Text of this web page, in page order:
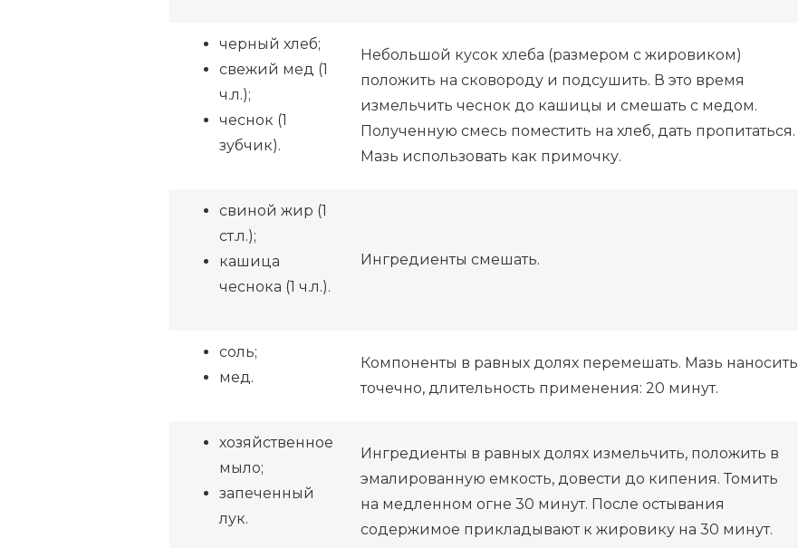
черный хлеб;
свежий мед (1
ч.л.);
чеснок (1
зубчик).
Небольшой кусок хлеба (размером с жировиком)
положить на сковороду и подсушить. В это время
измельчить чеснок до кашицы и смешать с медом.
Полученную смесь поместить на хлеб, дать пропитаться.
Мазь использовать как примочку.
свиной жир (1
ст.л.);
кашица
чеснока (1 ч.л.).
Ингредиенты смешать.
соль;
мед.
Компоненты в равных долях перемешать. Мазь наносить
точечно, длительность применения: 20 минут.
хозяйственное
мыло;
запеченный
лук.
Ингредиенты в равных долях измельчить, положить в
эмалированную емкость, довести до кипения. Томить
на медленном огне 30 минут. После остывания
содержимое прикладывают к жировику на 30 минут.